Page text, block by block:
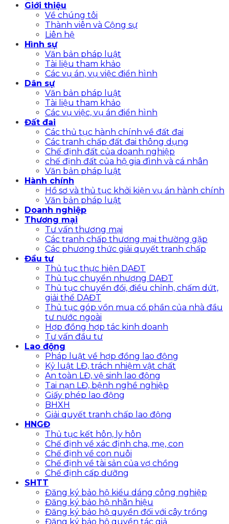
Giới thiệu
Về chúng tôi
Thành viên và Cộng sự
Liên hệ
Hình sự
Văn bản pháp luật
Tài liệu tham khảo
Các vụ án, vụ việc điển hình
Dân sự
Văn bản pháp luật
Tài liệu tham khảo
Các vụ việc, vụ án điển hình
Đất đai
Các thủ tục hành chính về đất đai
Các tranh chấp đất đai thông dụng
Chế định đất của doanh nghiệp
chế định đất của hộ gia đình và cá nhân
Văn bản pháp luật
Hành chính
Hồ sơ và thủ tục khởi kiện vụ án hành chính
Văn bản pháp luật
Doanh nghiệp
Thương mại
Tư vấn thương mại
Các tranh chấp thương mại thường gặp
Các phương thức giải quyết tranh chấp
Đầu tư
Thủ tục thực hiện DAĐT
Thủ tục chuyển nhượng DAĐT
Thủ tục chuyển đổi, điều chỉnh, chấm dứt,
giải thể DAĐT
Thủ tục góp vồn mua cổ phần của nhà đầu
tư nước ngoài
Hợp đồng hợp tác kinh doanh
Tư vấn đầu tư
Lao động
Pháp luật về hợp đồng lao động
Kỷ luật LĐ, trách nhiệm vật chất
An toàn LĐ, vệ sinh lao động
Tai nạn LĐ, bệnh nghề nghiệp
Giấy phép lao động
BHXH
Giải quyết tranh chấp lao động
HNGĐ
Thủ tục kết hôn, ly hôn
Chế định về xác định cha, mẹ, con
Chế định về con nuôi
Chế định về tài sản của vợ chồng
Chế định cấp dưỡng
SHTT
Đăng ký bảo hộ kiểu dáng công nghiệp
Đăng ký bảo hộ nhãn hiệu
Đăng ký bảo hộ quyền đối với cây trồng
Đăng ký bảo hộ quyền tác giả